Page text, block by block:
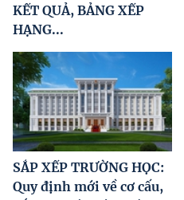
KẾT QUẢ, BẢNG XẾP
HẠNG...
SẮP XẾP TRƯỜNG HỌC:
Quy định mới về cơ cấu,